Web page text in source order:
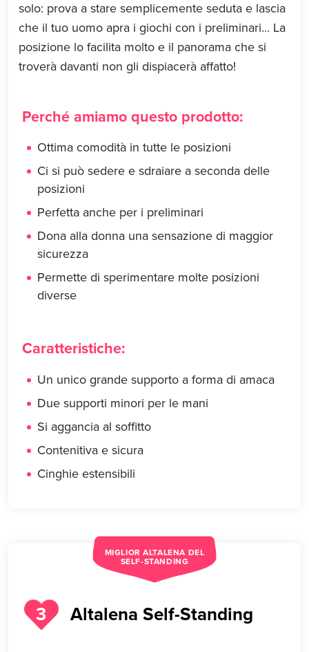
solo: prova a stare semplicemente seduta e lascia
che il tuo uomo apra i giochi con i preliminari… La
posizione lo facilita molto e il panorama che si
troverà davanti non gli dispiacerà affatto!
Perché amiamo questo prodotto:
Ottima comodità in tutte le posizioni
Ci si può sedere e sdraiare a seconda delle
posizioni
Perfetta anche per i preliminari
Dona alla donna una sensazione di maggior
sicurezza
Permette di sperimentare molte posizioni
diverse
Caratteristiche:
Un unico grande supporto a forma di amaca
Due supporti minori per le mani
Si aggancia al soffitto
Contenitiva e sicura
Cinghie estensibili
3 Altalena Self-Standing
MIGLIOR ALTALENA DEL
SELF-STANDING